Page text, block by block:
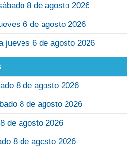
8 de agosto 2026
6 de agosto 2026
jueves 6 de agosto 2026
8 de agosto 2026
8 de agosto 2026
de agosto 2026
8 de agosto 2026